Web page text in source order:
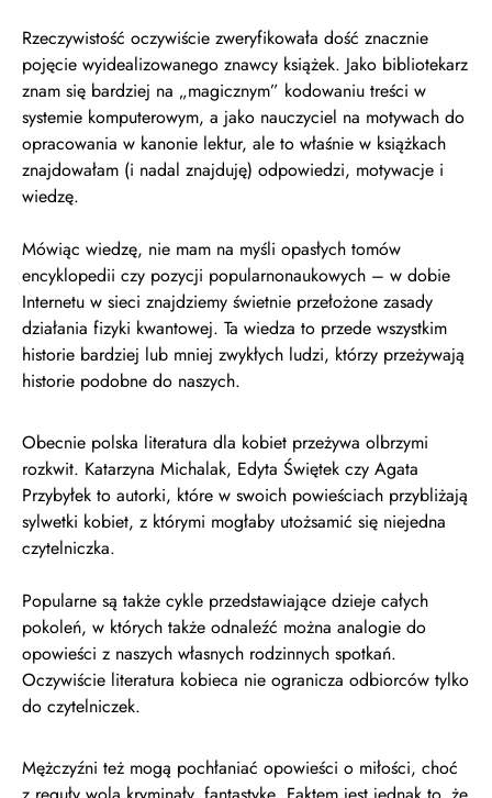
Rzeczywistość oczywiście zweryfikowała dość znacznie
pojęcie wyidealizowanego znawcy książek. Jako bibliotekarz
znam się bardziej na „magicznym” kodowaniu treści w
systemie komputerowym, a jako nauczyciel na motywach do
opracowania w kanonie lektur, ale to właśnie w książkach
znajdowałam (i nadal znajduję) odpowiedzi, motywacje i
wiedzę.
Mówiąc wiedzę, nie mam na myśli opasłych tomów
encyklopedii czy pozycji popularnonaukowych – w dobie
Internetu w sieci znajdziemy świetnie przełożone zasady
działania fizyki kwantowej. Ta wiedza to przede wszystkim
historie bardziej lub mniej zwykłych ludzi, którzy przeżywają
historie podobne do naszych.
Obecnie polska literatura dla kobiet przeżywa olbrzymi
rozkwit. Katarzyna Michalak, Edyta Świętek czy Agata
Przybyłek to autorki, które w swoich powieściach przybliżają
sylwetki kobiet, z którymi mogłaby utożsamić się niejedna
czytelniczka.
Popularne są także cykle przedstawiające dzieje całych
pokoleń, w których także odnaleźć można analogie do
opowieści z naszych własnych rodzinnych spotkań.
Oczywiście literatura kobieca nie ogranicza odbiorców tylko
do czytelniczek.
Mężczyźni też mogą pochłaniać opowieści o miłości, choć